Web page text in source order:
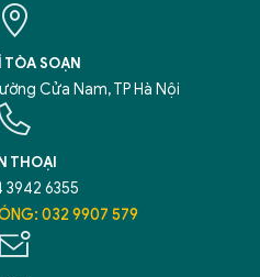
SOẠN
Cửa Nam, TP Hà Nội
THOẠI
3942 6355
032 9907 579
CỦA
gì bạn cần biết về
Tôi sẵn sàng hỗ trợ!